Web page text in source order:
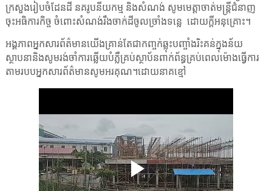
ក្រសួងរៀបចំដែនដី នគរូបនីយកម្ម និងសំណង់ សូមមេត្តាចាត់មន្ត្រីជំនាញ
ចុះអធិការកិច្ច ចំពោះសំណង់រឹងចាក់ដីចូលច្រាំងទន្លេ ដោយក្តីអនុគ្រោះ។
អង្គភាពអ្នកសារព័ត៌មានយើងគ្រាន់តែជាកញ្ចក់ឆ្លុះបញ្ចាំងរិះគន់ក្នុងន័យ
ស្ថាបនានិងសូមរង់ចាំការឆ្លើយបំភ្លឺគ្រប់ស្ថាប័នពាក់ព័ន្ធគ្រប់ពេលម៉ោងធ្វើការ
តាមរបបអ្នកសារព័ត៌មានសូមអរគុណ។ដោយនាគខ្មៅ